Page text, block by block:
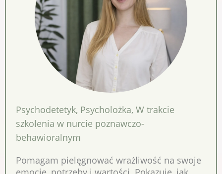
Psychodetetyk, Psycholożka, W trakcie
szkolenia w nurcie poznawczo-
behawioralnym
Pomagam pielęgnować wrażliwość na swoje